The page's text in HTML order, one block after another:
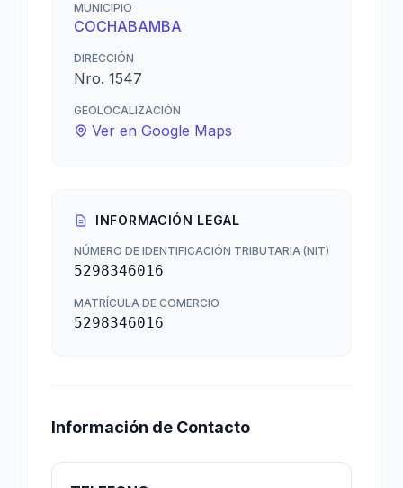
MUNICIPIO
COCHABAMBA
DIRECCIÓN
Nro. 1547
GEOLOCALIZACIÓN
Ver en Google Maps
INFORMACIÓN LEGAL
NÚMERO DE IDENTIFICACIÓN TRIBUTARIA (NIT)
5298346016
MATRÍCULA DE COMERCIO
5298346016
Información de Contacto